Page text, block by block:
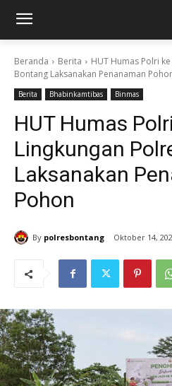
Beranda Berita
HUT Humas Polri
Bontang Laksanakan Penanaman
Berita Bhabinkamtibas Binmas
HUT Humas
Lingkungan
Laksanakan
Pohon
By polresbontang Oktober 14,